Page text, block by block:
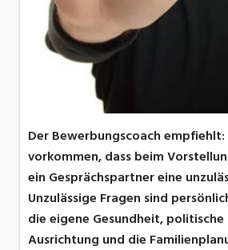
Der Bewerbungscoach empfiehlt:
vorkommen, dass beim
ein Gesprächspartner eine
Unzulässige Fragen sind
die eigene Gesundheit,
Ausrichtung und die